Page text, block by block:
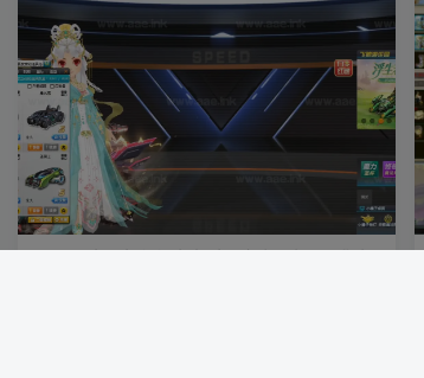
《QQ飞车最新单机废土系列熔炉版本》经典大